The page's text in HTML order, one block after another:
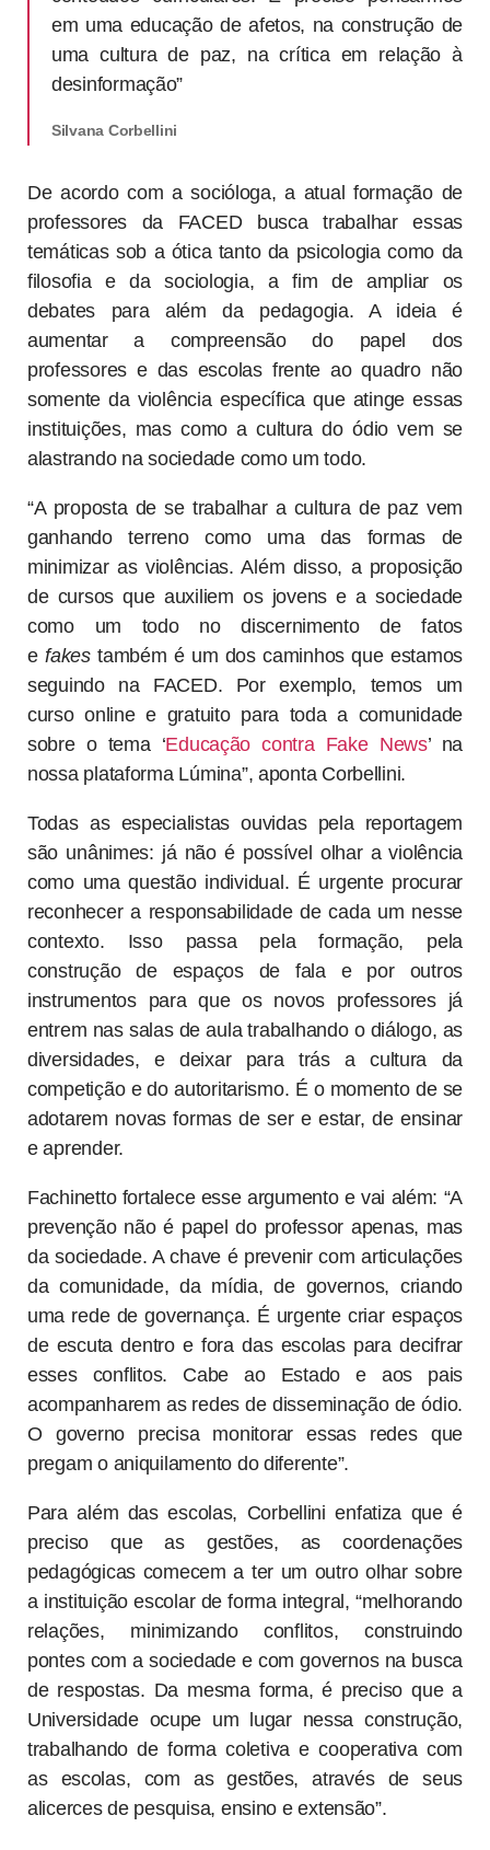
em uma educação de afetos, na construção de
uma cultura de paz, na crítica em relação à
desinformação”
Silvana Corbellini
De acordo com a socióloga, a atual formação de
professores da FACED busca trabalhar essas
temáticas sob a ótica tanto da psicologia como da
filosofia e da sociologia, a fim de ampliar os
debates para além da pedagogia. A ideia é
aumentar a compreensão do papel dos
professores e das escolas frente ao quadro não
somente da violência específica que atinge essas
instituições, mas como a cultura do ódio vem se
alastrando na sociedade como um todo.
“A proposta de se trabalhar a cultura de paz vem
ganhando terreno como uma das formas de
minimizar as violências. Além disso, a proposição
de cursos que auxiliem os jovens e a sociedade
como um todo no discernimento de fatos
efakestambém é um dos caminhos que estamos
seguindo na FACED. Por exemplo, temos um
curso online e gratuito para toda a comunidade
sobre o tema ‘Educação contra Fake News’ na
nossa plataforma Lúmina”, aponta Corbellini.
Todas as especialistas ouvidas pela reportagem
são unânimes: já não é possível olhar a violência
como uma questão individual. É urgente procurar
reconhecer a responsabilidade de cada um nesse
contexto. Isso passa pela formação, pela
construção de espaços de fala e por outros
instrumentos para que os novos professores já
entrem nas salas de aula trabalhando o diálogo, as
diversidades, e deixar para trás a cultura da
competição e do autoritarismo. É o momento de se
adotarem novas formas de ser e estar, de ensinar
e aprender.
Fachinetto fortalece esse argumento e vai além: “A
prevenção não é papel do professor apenas, mas
da sociedade. A chave é prevenir com articulações
da comunidade, da mídia, de governos, criando
uma rede de governança. É urgente criar espaços
de escuta dentro e fora das escolas para decifrar
esses conflitos. Cabe ao Estado e aos pais
acompanharem as redes de disseminação de ódio.
O governo precisa monitorar essas redes que
pregam o aniquilamento do diferente”.
Para além das escolas, Corbellini enfatiza que é
preciso que as gestões, as coordenações
pedagógicas comecem a ter um outro olhar sobre
a instituição escolar de forma integral, “melhorando
relações, minimizando conflitos, construindo
pontes com a sociedade e com governos na busca
de respostas. Da mesma forma, é preciso que a
Universidade ocupe um lugar nessa construção,
trabalhando de forma coletiva e cooperativa com
as escolas, com as gestões, através de seus
alicerces de pesquisa, ensino e extensão”.